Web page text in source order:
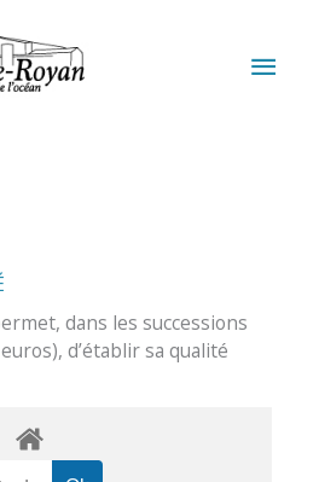
dans les successions
d’établir sa qualité